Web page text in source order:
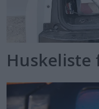
Huskeliste